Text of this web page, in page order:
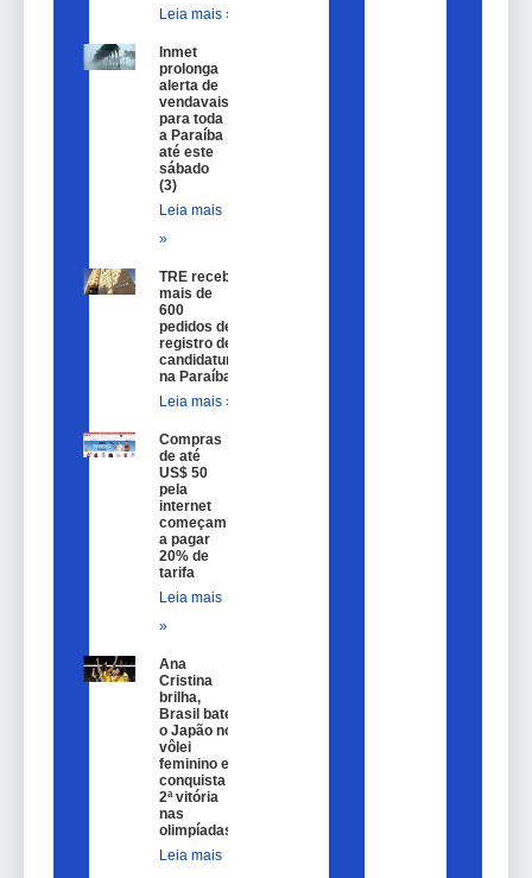
Leia mais »
Inmet
prolonga
alerta de
vendavais
para toda
a Paraíba
até este
sábado
(3)
Leia mais
»
TRE recebe
mais de
600
pedidos de
registro de
candidatura
na Paraíba
Leia mais »
Compras
de até
US$ 50
pela
internet
começam
a pagar
20% de
tarifa
Leia mais
»
Ana
Cristina
brilha,
Brasil bate
o Japão no
vôlei
feminino e
conquista
2ª vitória
nas
olimpíadas
Leia mais